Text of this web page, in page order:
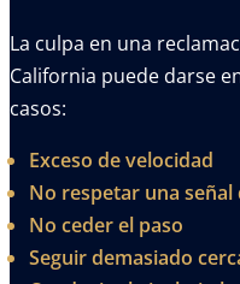
La culpa en una
California puede darse
casos:
Exceso de velocidad
No respetar una señal
No ceder el paso
Seguir demasiado